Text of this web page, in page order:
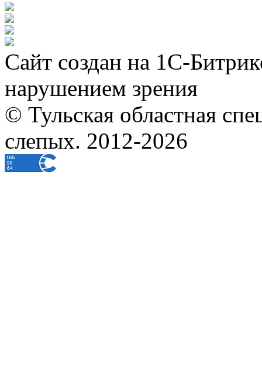
Сайт создан на 1С-
нарушением зрения
© Тульская областная
слепых. 2012-2026